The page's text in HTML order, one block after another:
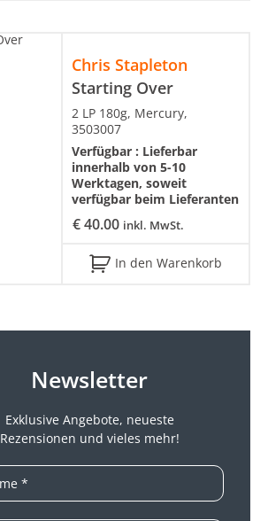
Chris Stapleton
Starting Over
€40.00 inkl. MwSt.
2 LP 180g, Mercury,
3503007
Verfügbar : Lieferbar
innerhalb von 5-10
Werktagen, soweit
verfügbar beim Lieferanten
In den Warenkorb
Newsletter
Exklusive Angebote, neueste
Rezensionen und vieles mehr!